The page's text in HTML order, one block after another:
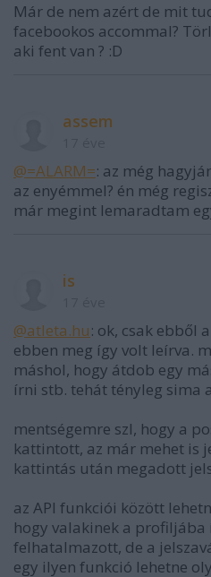
Már de nem azért de mit
facebookos accommal?
aki fent van ? :D
assem
@=ALARM=: az még
az enyémmel? én még
már megint lemaradtam
is
@atleta.hu: ok, csak ebből
ebben meg így volt leírva.
máshol, hogy átdob egy
írni stb. tehát tényleg sima
mentségemre szl, hogy a
kattintott, az már mehet is
kattintás után megadott
az API funkciói között
hogy valakinek a
felhatalmazott, de a
egy ilyen funkció lehetne